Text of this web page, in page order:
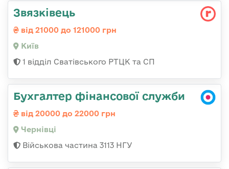
Звязківець
від 21000 до 121000 грн
Київ
1 відділ Сватівського РТЦК та СП
Бухгалтер фінансової служби
від 20000 до 22000 грн
Чернівці
Військова частина 3113 НГУ